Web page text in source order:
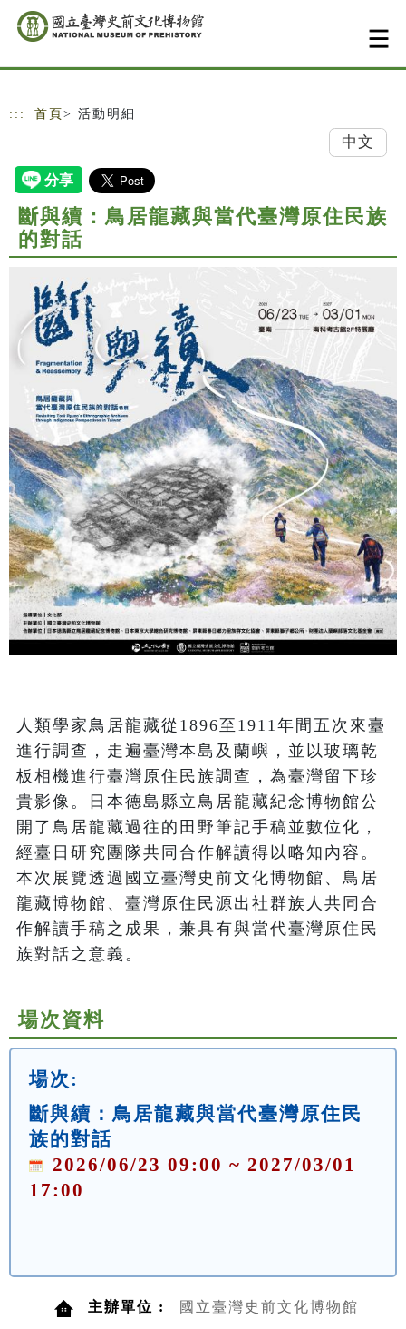
跳到主要內容
網站導覽
::: 首頁 > 活動明細
中文
斷與續：鳥居龍藏與當代臺灣原住民族
的對話
人類學家鳥居龍藏從1896至1911年間五次來臺
進行調查，走遍臺灣本島及蘭嶼，並以玻璃乾
板相機進行臺灣原住民族調查，為臺灣留下珍
貴影像。日本德島縣立鳥居龍藏紀念博物館公
開了鳥居龍藏過往的田野筆記手稿並數位化，
經臺日研究團隊共同合作解讀得以略知內容。
本次展覽透過國立臺灣史前文化博物館、鳥居
龍藏博物館、臺灣原住民源出社群族人共同合
作解讀手稿之成果，兼具有與當代臺灣原住民
族對話之意義。
場次資料
場次:
斷與續：鳥居龍藏與當代臺灣原住民
族的對話
2026/06/23 09:00 ~ 2027/03/01
17:00
主辦單位 : 國立臺灣史前文化博物館